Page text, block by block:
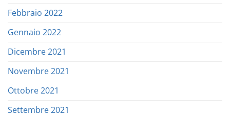
Febbraio 2022
Gennaio 2022
Dicembre 2021
Novembre 2021
Ottobre 2021
Settembre 2021